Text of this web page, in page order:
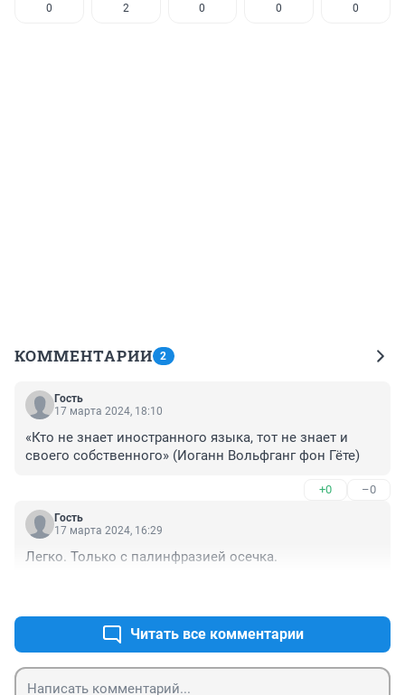
0 2 0 0 0
КОММЕНТАРИИ 2
Гость
17 марта 2024, 18:10
«Кто не знает иностранного языка, тот не знает и
своего собственного» (Иоганн Вольфганг фон Гёте)
+0 –0
Гость
17 марта 2024, 16:29
Легко. Только с палинфразией осечка.
Читать все комментарии